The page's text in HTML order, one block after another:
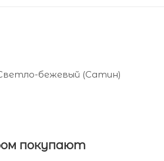
бежевый (Сатин)
покупают